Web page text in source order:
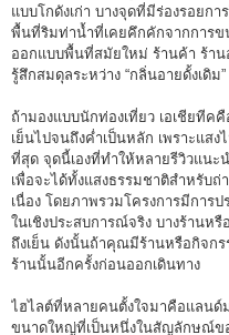
แบบโกดังเก่า บางจุดที่มีร่องรอยก
พื้นที่ริมท่าน้ำที่เคยคึกคักจากการข
ออกแบบพื้นที่สมัยใหม่ ร้านค้า ร้าน
รู้สึกสมดุลระหว่าง “กลิ่นอายดั้งเดิ
ถ้ามองแบบนักท่องเที่ยว เอเชียทีค
เย็นไปจนถึงค่ำเป็นหลัก เพราะแส
ที่สุด จุดนี้เองที่ทำให้หลายรีวิวแนะ
เพื่อจะได้ทั้งแสงธรรมชาติสำหรับ
เนื่อง โดยภาพรวมโครงการมีการป
ในเชิงประสบการณ์จริง บางร้านห
ถึงเย็น ดังนั้นถ้าคุณมีร้านหรือกิจกร
ร้านนั้นอีกครั้งก่อนออกเดินทาง
ไฮไลต์ที่หลายคนตั้งใจมาคือแลนด์
ขนาดใหญ่ที่เป็นหนึ่งในสัญลักษณ์ขอ